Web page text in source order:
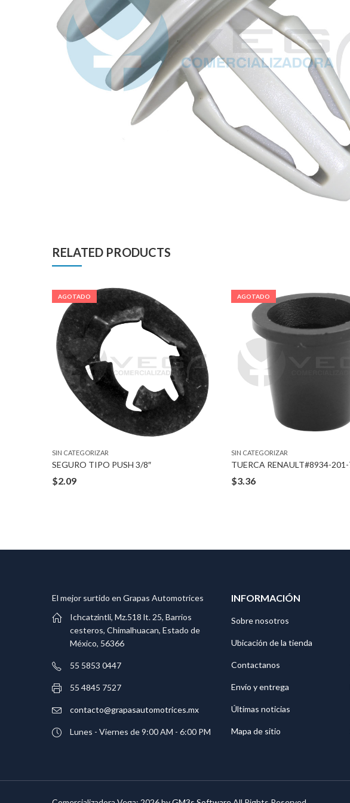
RELATED PRODUCTS
AGOTADO
SIN CATEGORIZAR
SEGURO TIPO PUSH 3/8″
$2.09
AGOTADO
SIN CATEGORIZAR
$3.36
El mejor surtido en Grapas Automotrices
Ichcatzintli, Mz.518 lt. 25, Barrios
cesteros, Chimalhuacan, Estado de
México, 56366
55 5853 0447
55 4845 7527
contacto@grapasautomotrices.mx
Lunes - Viernes de 9:00 AM - 6:00 PM
INFORMACIÓN
Sobre nosotros
Ubicación de la tienda
Contactanos
Envío y entrega
Últimas noticias
Mapa de sitio